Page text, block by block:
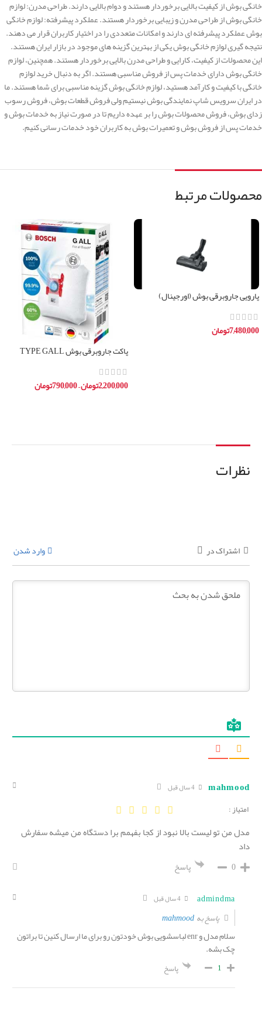
خانگی بوش از کیفیت بالایی برخوردار هستند و دوام بالایی دارند. طراحی مدرن: لوازم
خانگی بوش از طراحی مدرن و زیبایی برخوردار هستند. عملکرد پیشرفته: لوازم خانگی
بوش عملکرد پیشرفته ای دارند و امکانات متعددی را در اختیار کاربران قرار می دهند.
نتیجه گیری لوازم خانگی بوش یکی از بهترین گزینه های موجود در بازار ایران هستند.
این محصولات از کیفیت، کارایی و طراحی مدرن بالایی برخوردار هستند. همچنین، لوازم
خانگی بوش دارای خدمات پس از فروش مناسبی هستند. اگر به دنبال خرید لوازم
خانگی با کیفیت و کارآمد هستید، لوازم خانگی بوش گزینه مناسبی برای شما هستند. ما
در ایران سرویس شاپ نمایندگی بوش نیستیم ولی فروش قطعات بوش، فروش رسوب
زدای بوش، فروش محصولات بوش را بر عهده داریم تا در صورت نیاز به خدمات بوش و
خدمات پس از فروش بوش و تعمیرات بوش به کاربران خود خدمات رسانی کنیم.
محصولات مرتبط
پارویی جاروبرقی بوش (اورجینال)
7,480,000تومان
پاکت جاروبرقی بوش TYPE GALL
2,200,000تومان–
790,000تومان
نظرات
اشتراک در وارد شدن
mahmood
امتیاز :
مدل من تو لیست بالا نبود از کجا بفهمم برا دستگاه من میشه سفارش
داد
0
پاسخ
admindma
پاسخ بهmahmood
سلام مدل و enr لباسشویی بوش خودتون رو برای ما ارسال کنین تا براتون
چک بشه.
1 پاسخ